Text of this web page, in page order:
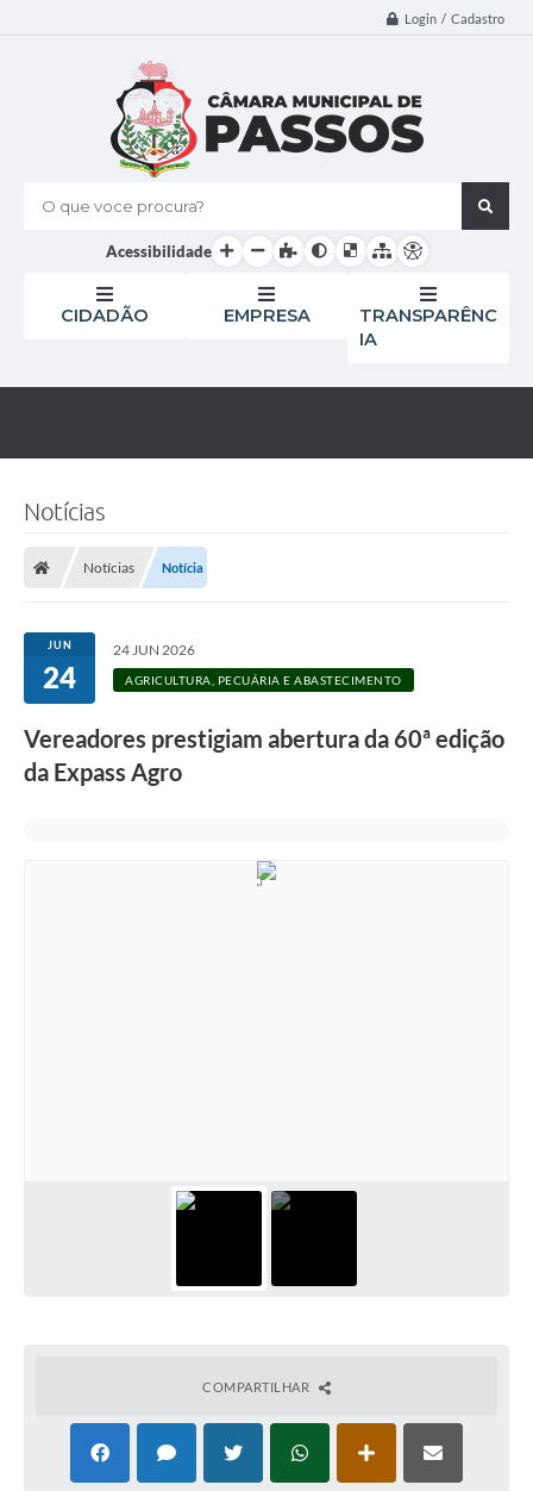
Login / Cadastro
O que voce procura?
Acessibilidade
CIDADÃO EMPRESA
TRANSPARÊNC
IA
Notícias
Notícias Notícia
JUN
24
24 JUN 2026
AGRICULTURA, PECUÁRIA E ABASTECIMENTO
Vereadores prestigiam abertura da 60ª edição
da Expass Agro
COMPARTILHAR